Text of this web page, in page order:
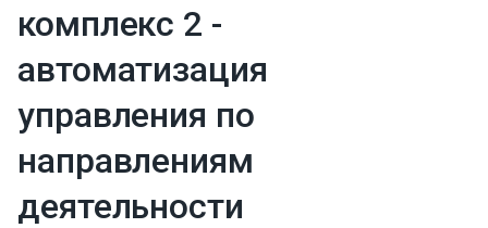
комплекс 2 -
автоматизация
управления по
направлениям
деятельности